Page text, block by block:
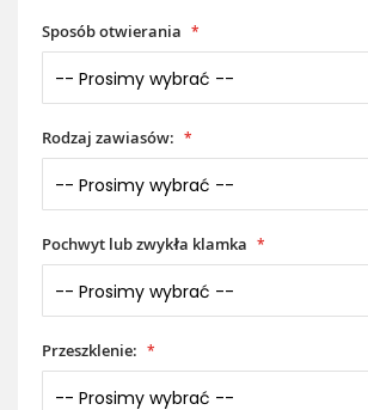
Sposób otwierania
Rodzaj zawiasów:
Pochwyt lub zwykła klamka
Przeszklenie: